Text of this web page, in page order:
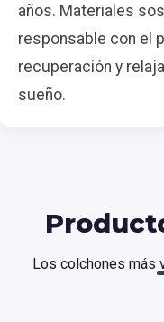
años. Materiales
responsable con el
recuperación y
sueño.
Los colchones más